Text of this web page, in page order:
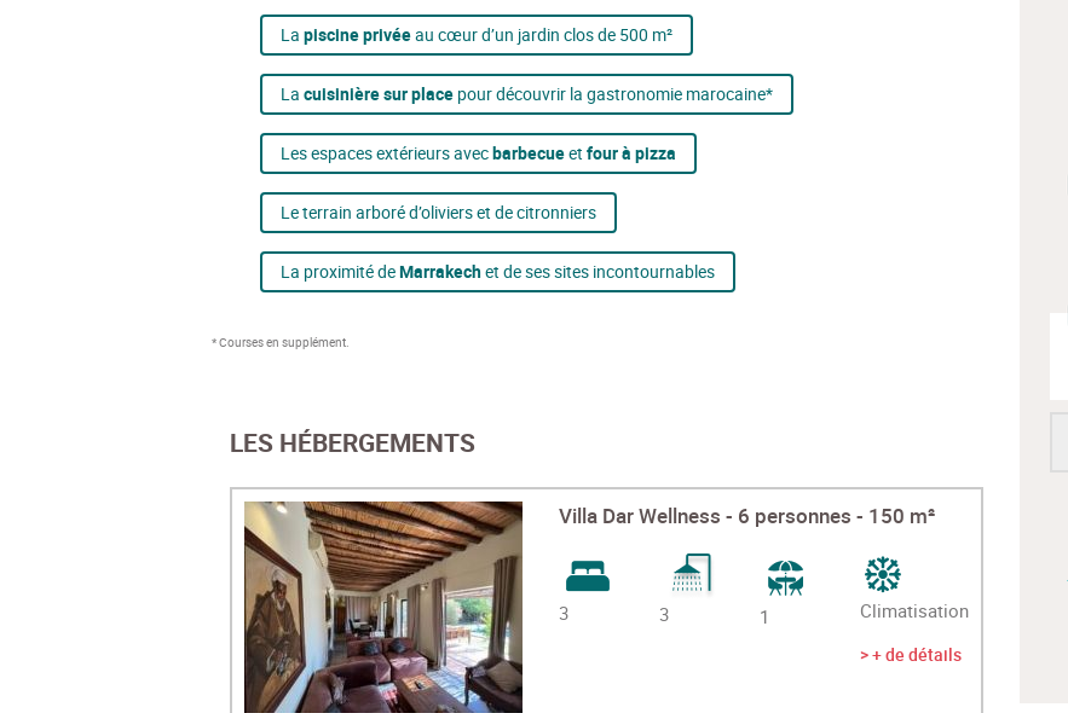
La piscine privéeau cœur d’un jardin clos de 500 m²
La cuisinière sur place pour découvrir la gastronomie marocaine*
Les espaces extérieurs avecbarbecueet four à pizza
Le terrain arboré d’oliviers et de citronniers
La proximité deMarrakechet de ses sites incontournables
* Courses en supplément.
LES HÉBERGEMENTS
Villa Dar Wellness - 6 personnes - 150 m²
3 3 1 Climatisation
> + de détails